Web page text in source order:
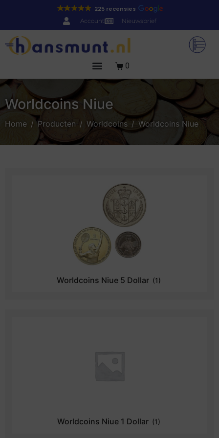
225 recensies
Account Nieuwsbrief
0
Worldcoins Niue
Home Producten Worldcoins Worldcoins Niue
Worldcoins Niue 5 Dollar (1)
Worldcoins Niue 1 Dollar (1)